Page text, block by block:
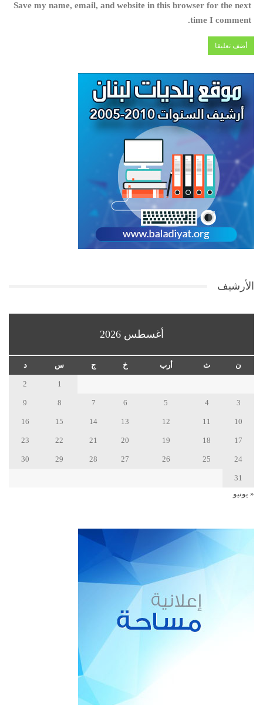
Save my name, email, and website in this browser for the next
time I comment.
الأرشيف
أغسطس 2026
ن ث أرب خ ج س د
1
2
3
4
5
6
7
8
9
10
11
12
13
14
15
16
17
18
19
20
21
22
23
24
25
26
27
28
29
30
31
« يونيو